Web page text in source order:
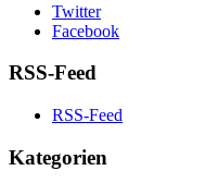
Twitter
Facebook
RSS-Feed
RSS-Feed
Kategorien